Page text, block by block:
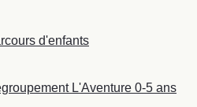
d'enfants
L'Aventure 0-5 ans